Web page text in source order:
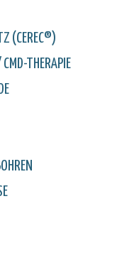
(CEREC®)
THERAPIE